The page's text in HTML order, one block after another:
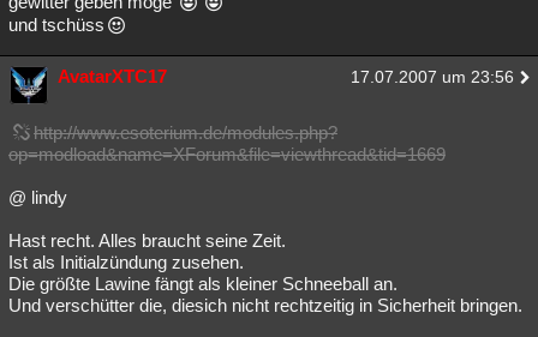
und tschüss
AvatarXTC17 17.07.2007 um 23:56
http://www.esoterium.de/modules.php?
op=modload&name=XForum&file=viewthread&tid=1669
@ lindy
Hast recht. Alles braucht seine Zeit.
Ist als Initialzündung zusehen.
Die größte Lawine fängt als kleiner Schneeball an.
Und verschütter die, diesich nicht rechtzeitig in Sicherheit bringen.